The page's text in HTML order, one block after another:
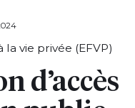
vie privée (EFVP)
d’accès